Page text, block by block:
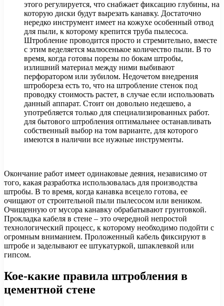
этого регулируется, что снабжает фиксацию глубины, на
которую диски будут вырезать канавку. Достаточно
нередко инструмент имеет на кожухе особенный отвод
для пыли, к которому крепится труба пылесоса.
Штробление проводится просто и стремительно, вместе
с этим веделяется малюсенькое количество пыли. В то
время, когда готовы порезы по бокам штробы,
излишний материал между ними выбивают
перфоратором или зубилом. Недочетом внедрения
штробореза есть то, что на штробление стенок под
проводку стоимость растет, в случае если использовать
данный аппарат. Стоит он довольно недешево, а
употребляется только для специализированных работ.
для бытового штробления оптимальнее останавливать
собственный выбор на том варианте, для которого
имеются в наличии все нужные инструменты.
Окончание работ имеет одинаковые деяния, независимо от
того, какая разработка использовалась для производства
штробы. В то время, когда канавка всецело готова, ее
очищают от строительной пыли пылесосом или веником.
Очищенную от мусора канавку обрабатывают грунтовкой.
Прокладка кабеля в стене – это очередной непростой
технологический процесс, к которому необходимо подойти с
огромным вниманием. Проложенный кабель фиксируют в
штробе и заделывают ее штукатуркой, шпаклевкой или
гипсом.
Кое-какие правила штробления в
цементной стене